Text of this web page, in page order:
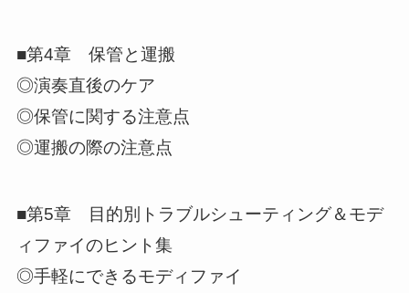
■第4章 保管と運搬
◎演奏直後のケア
◎保管に関する注意点
◎運搬の際の注意点
■第5章 目的別トラブルシューティング＆モデ
ィファイのヒント集
◎手軽にできるモディファイ